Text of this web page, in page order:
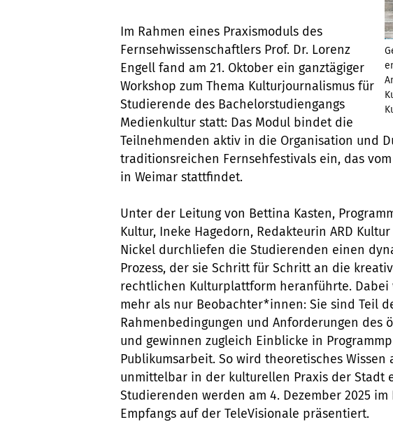
Im Rahmen eines Praxismoduls des
Fernsehwissenschaftlers Prof. Dr. Lorenz
Engell fand am 21. Oktober ein ganztägiger
Workshop zum Thema Kulturjournalismus für
Studierende des Bachelorstudiengangs
Medienkultur statt: Das Modul bindet die
Teilnehmenden aktiv in die Organisation und
traditionsreichen Fernsehfestivals ein, das vom
in Weimar stattfindet.
Unter der Leitung von Bettina Kasten,
Kultur, Ineke Hagedorn, Redakteurin ARD
Nickel durchliefen die Studierenden einen
Prozess, der sie Schritt für Schritt an die
rechtlichen Kulturplattform heranführte. Dabei
mehr als nur Beobachter*innen: Sie sind Teil
Rahmenbedingungen und Anforderungen
und gewinnen zugleich Einblicke in
Publikumsarbeit. So wird theoretisches Wissen
unmittelbar in der kulturellen Praxis der Stadt
Studierenden werden am 4. Dezember 2025 im
Empfangs auf der TeleVisionale präsentiert.